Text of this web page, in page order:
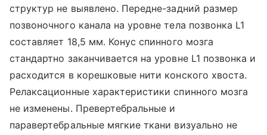
структур не выявлено. Передне-задний размер
позвоночного канала на уровне тела позвонка L1
составляет 18,5 мм. Конус спинного мозга
стандартно заканчивается на уровне L1 позвонка и
расходится в корешковые нити конского хвоста.
Релаксационные характеристики спинного мозга
не изменены. Превертебральные и
паравертебральные мягкие ткани визуально не